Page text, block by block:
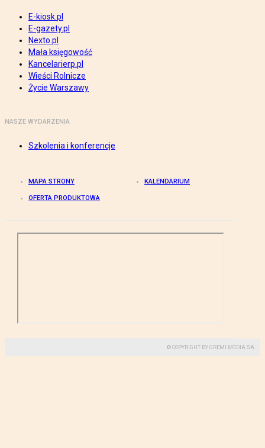
E-kiosk.pl
E-gazety.pl
Nexto.pl
Mała księgowość
Kancelarierp.pl
Wieści Rolnicze
Życie Warszawy
NASZE WYDARZENIA
Szkolenia i konferencje
MAPA STRONY KALENDARIUM
OFERTA PRODUKTOWA
© COPYRIGHT BY GREMI MEDIA SA